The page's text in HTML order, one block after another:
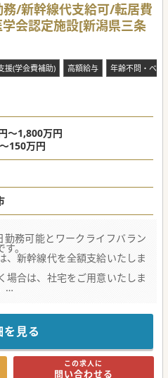
務/新幹線代支給可/転居費
会認定施設[新潟県三条
援(学会費補助) 高額給与 年齢不問・ベテ
～1,800万円
150万円
務可能とワークライフバラン
す。
新幹線代を全額支給いたしま
合は、社宅をご用意いたしま
医療院・介護老人保健施設・訪
を担う法人です。
・介護療養120床の療養型医療
細かな医療・介護サービスを提
を見る
この求人に
問い合わせる